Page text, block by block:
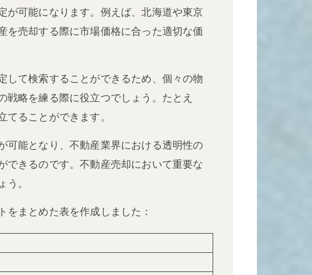
が可能になります。例えば、北海道や東京
売却する際に市場価格に合った適切な価
して検索することができるため、個々の物
略を練る際に役立つでしょう。たとえ
ることができます。
可能となり、不動産業界における透明性の
できるのです。不動産売却において重要な
。
まとめた表を作成しました：